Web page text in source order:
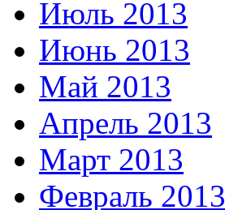
Июль 2013
Июнь 2013
Май 2013
Апрель 2013
Март 2013
Февраль 2013